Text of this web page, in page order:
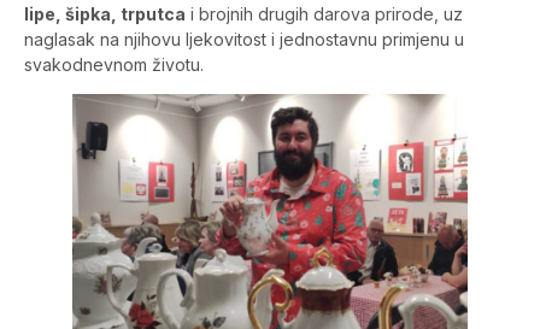
lipe, šipka, trputca i brojnih drugih darova prirode, uz
naglasak na njihovu ljekovitost i jednostavnu primjenu u
svakodnevnom životu.